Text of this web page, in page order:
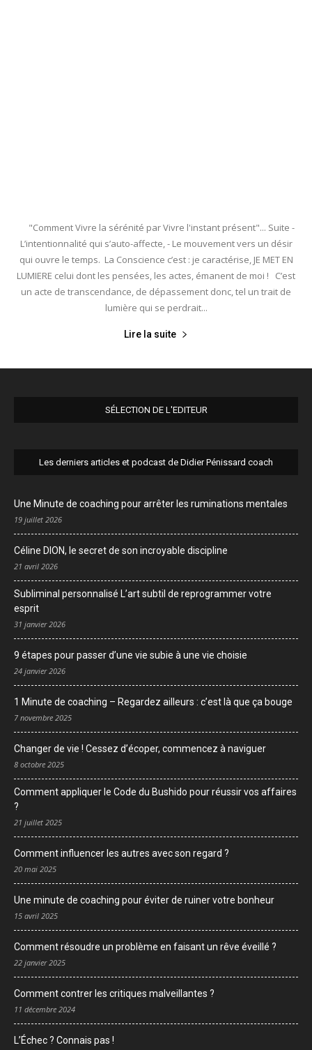
"Comment Vivre la sérénité par Vivre l'instant présent"... Suite -
L’intentionnalité qui s’auto-affecte, - Le mouvement vers un désir
qui ouvre le temps. La Conscience c’est : je caractérise, JE MET EN
LUMIERE celui dont les pensées, les actes, émanent de moi ! C’est
un acte de transcendance, de dépassement donc, tel un trait de
lumière qui se perdrait...
Lire la suite
SÉLECTION DE L'EDITEUR
Les derniers articles et podcast de Didier Pénissard coach
Une Minute de coaching pour arrêter les ruminations mentales
19 juillet 2026
Céline DION, le secret de son incroyable discipline
21 avril 2026
Subliminal personnalisé L’art subtil de reprogrammer votre
esprit
31 janvier 2026
9 étapes pour passer d’une vie subie à une vie choisie
24 janvier 2026
1 Minute de coaching – Regardez ailleurs : c’est là que ça bouge
7 novembre 2025
Changer de vie ! Cessez d’écoper, commencez à naviguer
8 octobre 2025
Comment appliquer le Code du Bushido pour réussir vos affaires
?
21 juillet 2025
Comment influencer les autres avec son regard ?
20 mai 2025
Une minute de coaching pour éviter de ruiner votre bonheur
15 avril 2025
Comment résoudre un problème en faisant un rêve éveillé ?
22 janvier 2025
Comment contrer les critiques malveillantes ?
11 décembre 2024
L’Échec ? Connais pas !